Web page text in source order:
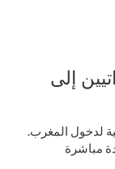
إلى
لدخول المغرب.
مباشرة